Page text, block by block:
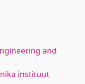
and
instituut